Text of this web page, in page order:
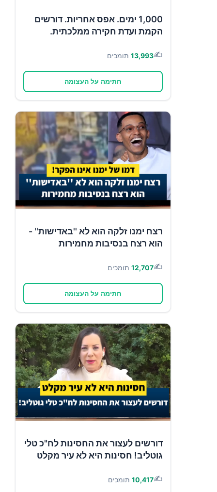
1,000 ימים. אפס אחריות. דורשים
הקמת ועדת חקירה ממלכתית.
✍️
13,993 תומכים
חתימה על העצומה
רצח ימנו זלקה הוא לא ''באדישות'' -
הוא רצח בנסיבות מחמירות
✍️
12,707 תומכים
חתימה על העצומה
דורשים לעצור את החסינות לח"כ טלי
גוטליב! חסינות היא לא עיר מקלט
✍️
10,417 תומכים